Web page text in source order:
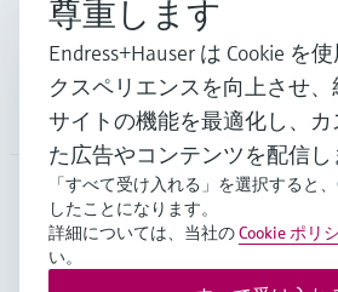
サポート
会社情報
JPN• 日本語
尊重します
Endress+Hauser は Cookie を
クスペリエンスを向上させ
サイトの機能を最適化し、
た広告やコンテンツを配信し
「すべて受け入れる」を選択すると
したことになります。
詳細については、当社のCookie ポリ
い。